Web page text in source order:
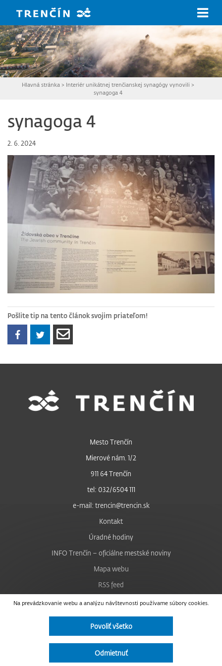
Hlavná stránka > Interiér unikátnej trenčianskej synagógy vynovili >
synagoga 4
synagoga 4
2. 6. 2024
Pošlite tip na tento článok svojim priateľom!
Na prevádzkovanie webu a analýzu návštevnosti používame súbory cookies.
Povoliť všetko
Odmietnuť
Mesto Trenčín
Mierové nám. 1/2
911 64 Trenčín
tel: 032/6504 111
e-mail: trencin@trencin.sk
Kontakt
Úradné hodiny
INFO Trenčín – oficiálne mestské noviny
Mapa webu
RSS feed
Nastavenie cookies
Facebook
Instagram
Vyhlásenie o prístupnosti